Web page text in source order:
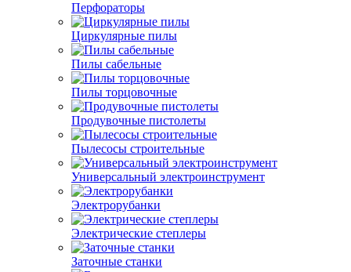
Перфораторы
Циркулярные пилы
Пилы сабельные
Пилы торцовочные
Продувочные пистолеты
Пылесосы строительные
Универсальный электроинструмент
Электрорубанки
Электрические степлеры
Заточные станки